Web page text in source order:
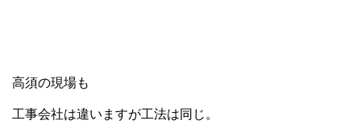
高須の現場も
工事会社は違いますが工法は同じ。